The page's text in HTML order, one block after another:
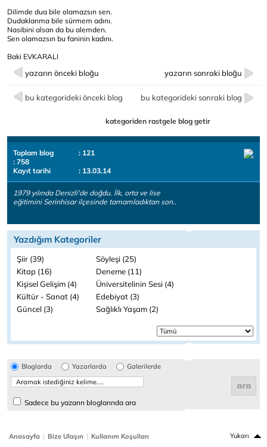
Dilimde dua bile olamazsın sen.
Dudaklarıma bile sürmem adını.
Nasibini alsan da bu alemden.
Sen olamazsın bu faninin kadını.
Baki EVKARALI
yazarın önceki bloğu yazarın sonraki bloğu
bu kategorideki önceki blog bu kategorideki sonraki blog
kategoriden rastgele blog getir
Toplam blog
: 121
: 758
Kayıt tarihi
: 13.03.14
1979 yılında Denizli'de doğdu. İlk, orta ve lise
eğitimini Serinhisar ilçesinde tamamladıktan son..
Yazdığım Kategoriler
Şiir (39)
Söyleşi (25)
Kitap (16)
Deneme (11)
Kişisel Gelişim (4)
Üniversitelinin Sesi (4)
Kültür - Sanat (4)
Edebiyat (3)
Güncel (3)
Sağlıklı Yaşam (2)
Bloglarda Yazarlarda Galerilerde
Sadece bu yazarın bloglarında ara
Anasayfa | Bize Ulaşın | Kullanım Koşulları Yukarı